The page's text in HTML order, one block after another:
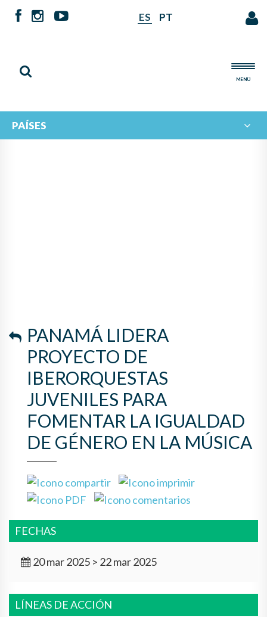
ES PT
MENÚ
PAÍSES
PANAMÁ LIDERA
PROYECTO DE
IBERORQUESTAS
JUVENILES PARA
FOMENTAR LA IGUALDAD
DE GÉNERO EN LA MÚSICA
FECHAS
20 mar 2025 > 22 mar 2025
LÍNEAS DE ACCIÓN